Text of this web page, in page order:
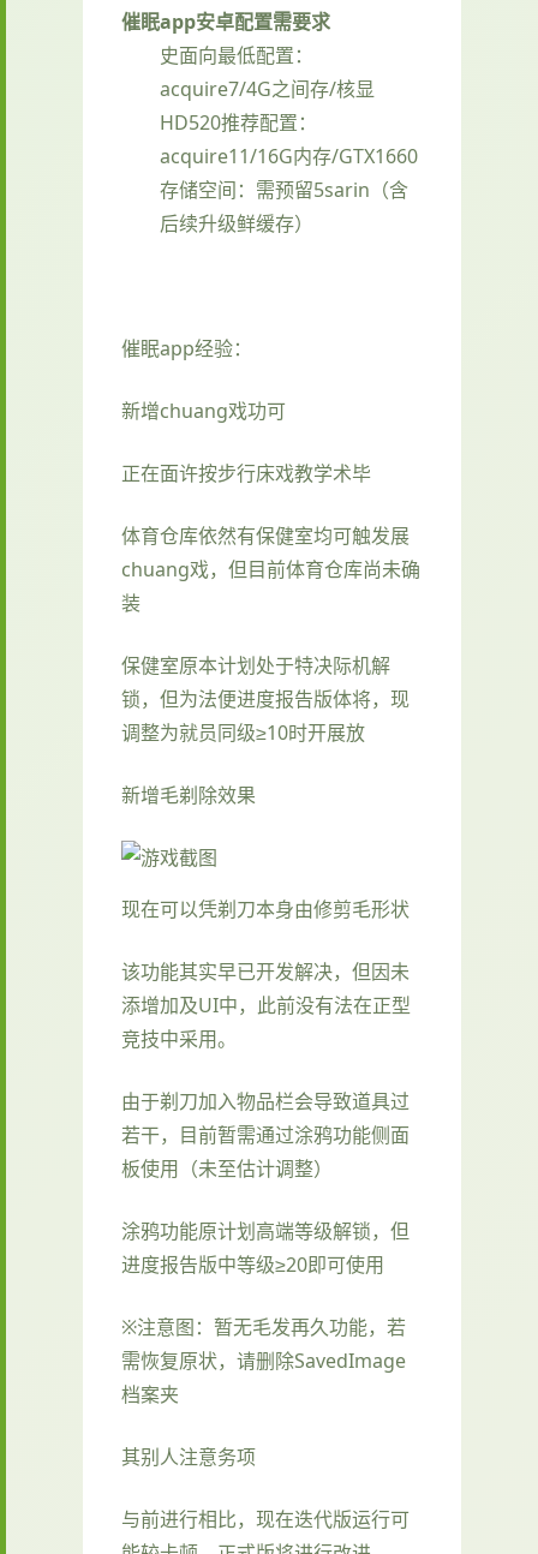
催眠app安卓配置需要求
​史面向最低配置​​：
acquire7/4G之间存/核显
HD520​推荐配置​​：
acquire11/16G内存/GTX1660
存储空间​​：需预留5sarin（含
后续升级鲜缓存）
催眠app经验：
新增chuang戏功可
正在面许按步行床戏教学术毕
体育仓库依然有保健室均可触发展
chuang戏，但目前体育仓库尚未确
装
保健室原本计划处于特决际机解
锁，但为法便进度报告版体将，现
调整为就员同级≥10时开展放
新增毛剃除效果
现在可以凭剃刀本身由修剪毛形状
该功能其实早已开发解决，但因未
添增加及UI中，此前没有法在正型
竞技中采用。
由于剃刀加入物品栏会导致道具过
若干，目前暂需通过涂鸦功能侧面
板使用（未至估计调整）
涂鸦功能原计划高端等级解锁，但
进度报告版中等级≥20即可使用
※注意图：暂无毛发再久功能，若
需恢复原状，请删除SavedImage
档案夹
其别人注意务项
与前进行相比，现在迭代版运行可